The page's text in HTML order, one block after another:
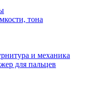
тона
и механика
для пальцев